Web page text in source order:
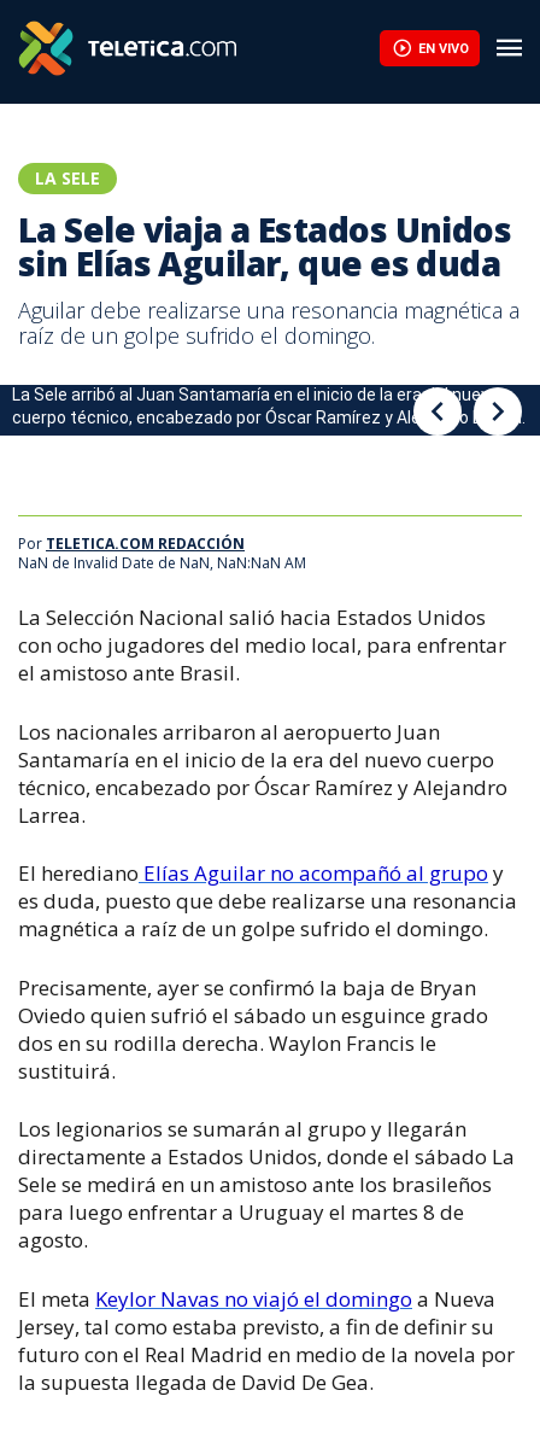
EN VIVO
LA SELE
La Sele viaja a Estados Unidos
sin Elías Aguilar, que es duda
Aguilar debe realizarse una resonancia magnética a
raíz de un golpe sufrido el domingo.
La Sele arribó al Juan Santamaría en el inicio de la era del nuevo
cuerpo técnico, encabezado por Óscar Ramírez y Alejandro Larrea.
La Sele arribó al Juan Santamaría en el inicio de la era del nuevo
cuerpo técnico, encabezado por Óscar Ramírez y Alejandro Larrea.
Por TELETICA.COM REDACCIÓN
NaN de Invalid Date de NaN, NaN:NaN AM
La Selección Nacional salió hacia Estados Unidos
con ocho jugadores del medio local, para enfrentar
el amistoso ante Brasil.
Los nacionales arribaron al aeropuerto Juan
Santamaría en el inicio de la era del nuevo cuerpo
técnico, encabezado por Óscar Ramírez y Alejandro
Larrea.
El herediano Elías Aguilar no acompañó al grupo y
es duda, puesto que debe realizarse una resonancia
magnética a raíz de un golpe sufrido el domingo.
Precisamente, ayer se confirmó la baja de Bryan
Oviedo quien sufrió el sábado un esguince grado
dos en su rodilla derecha. Waylon Francis le
sustituirá.
Los legionarios se sumarán al grupo y llegarán
directamente a Estados Unidos, donde el sábado La
Sele se medirá en un amistoso ante los brasileños
para luego enfrentar a Uruguay el martes 8 de
agosto.
El meta Keylor Navas no viajó el domingo a Nueva
Jersey, tal como estaba previsto, a fin de definir su
futuro con el Real Madrid en medio de la novela por
la supuesta llegada de David De Gea.